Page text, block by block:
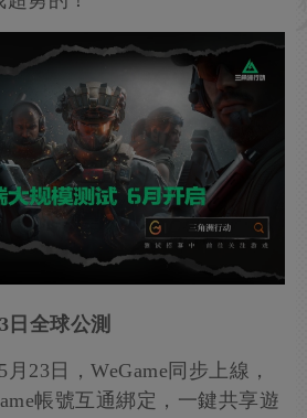
日全球公測
月23日，WeGame同步上線，
帳號互通綁定，一鍵共享遊